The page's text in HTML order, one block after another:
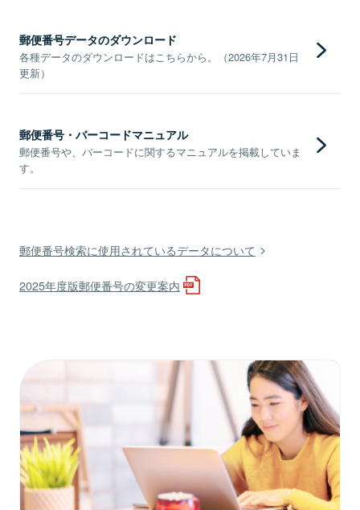
郵便番号データのダウンロード
各種データのダウンロードはこちらから。（2026年7月31日
更新）
郵便番号・バーコードマニュアル
郵便番号や、バーコードに関するマニュアルを掲載していま
す。
郵便番号検索に使用されているデータについて
2025年度版郵便番号の変更案内